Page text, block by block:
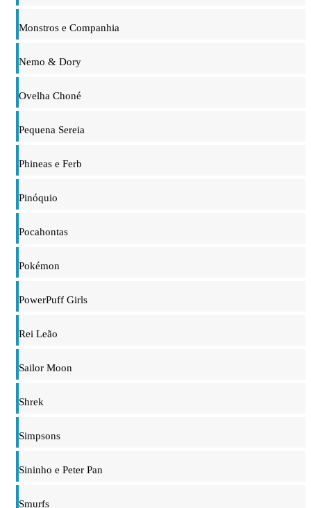
Monstros e Companhia
Nemo & Dory
Ovelha Choné
Pequena Sereia
Phineas e Ferb
Pinóquio
Pocahontas
Pokémon
PowerPuff Girls
Rei Leão
Sailor Moon
Shrek
Simpsons
Sininho e Peter Pan
Smurfs